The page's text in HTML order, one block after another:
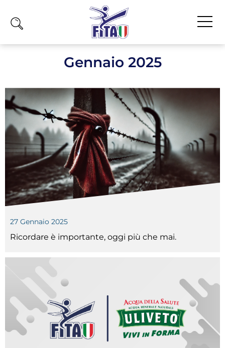
Calendario
News
Olimpiadi
Atleti
Atleti Combattimento
Atleti Poomsae e Freestyle
Atleti Parataekwondo
Competizioni
Tesseramento
Licenze WT
Amministrazione
Salute
Rivista Olympic Dream
Gennaio 2025
27 Gennaio 2025
Ricordare è importante, oggi più che mai.